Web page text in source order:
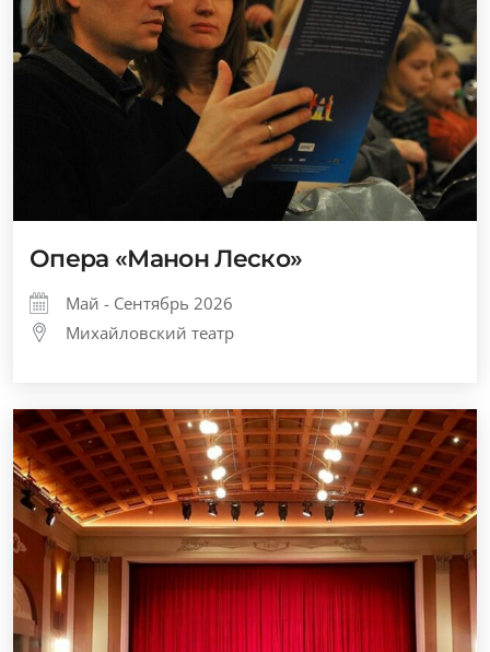
Опера «Манон Леско»
Май - Сентябрь 2026
Михайловский театр